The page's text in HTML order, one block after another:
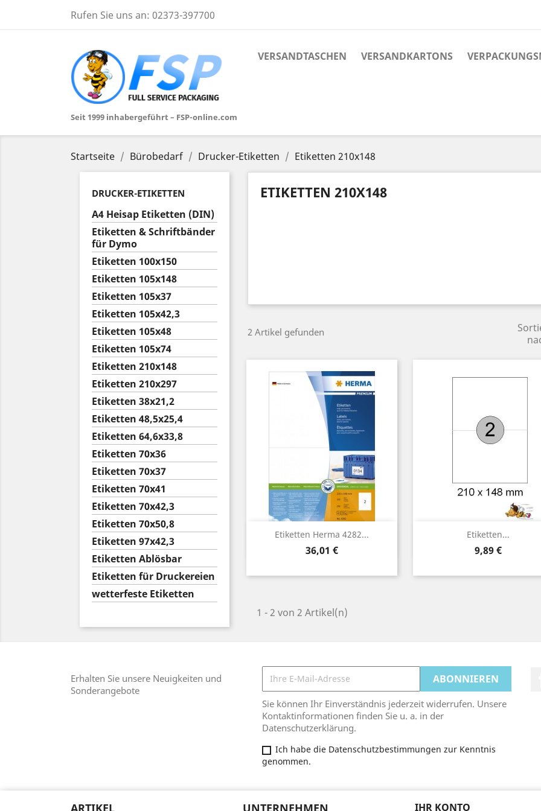
Rufen Sie uns an: 02373-397700
Seit 1999 inhabergeführt – FSP-online.com
VERSANDTASCHEN VERSANDKARTONS
Startseite Bürobedarf Drucker-Etiketten Etiketten 210x148
DRUCKER-ETIKETTEN
A4 Heisap Etiketten (DIN)
Etiketten & Schriftbänder
für Dymo
Etiketten 100x150
Etiketten 105x148
Etiketten 105x37
Etiketten 105x42,3
Etiketten 105x48
Etiketten 105x74
Etiketten 210x148
Etiketten 210x297
Etiketten 38x21,2
Etiketten 48,5x25,4
Etiketten 64,6x33,8
Etiketten 70x36
Etiketten 70x37
Etiketten 70x41
Etiketten 70x42,3
Etiketten 70x50,8
Etiketten 97x42,3
Etiketten Ablösbar
Etiketten für Druckereien
wetterfeste Etiketten
ETIKETTEN 210X148
2 Artikel gefunden
Etiketten Herma 4282...
Preis
36,01 €
Vorschau Etiketten...
Preis
9,89 €
Vorschau
1 - 2 von 2 Artikel(n)
Erhalten Sie unsere Neuigkeiten und
Sonderangebote
Sie können Ihr Einverständnis jederzeit widerrufen. Unsere
Kontaktinformationen finden Sie u. a. in der
Datenschutzerklärung.
Ich habe die Datenschutzbestimmungen zur Kenntnis
genommen.
ARTIKEL UNTERNEHMEN IHR KONTO